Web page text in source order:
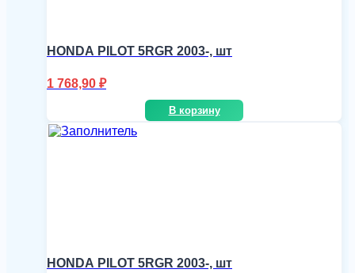
HONDA PILOT 5RGR 2003-, шт
1 768,90 ₽
В корзину
HONDA PILOT 5RGR 2003-, шт